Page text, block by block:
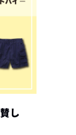
し